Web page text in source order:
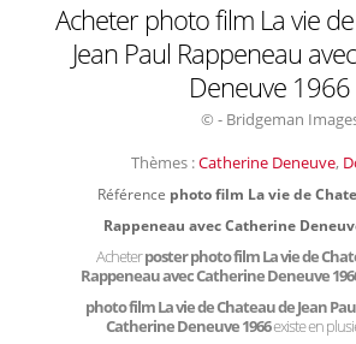
Acheter photo film La vie
Jean Paul Rappeneau
Deneuve 1966
© - Bridgeman
Thèmes :Catherine Deneuve,
Référence photo film La vie de
Rappeneau avec Catherine
Acheterposter photo film La vie de
Rappeneau avec Catherine Deneuve
photo film La vie de Chateau de Jean
Catherine Deneuve 1966existe en